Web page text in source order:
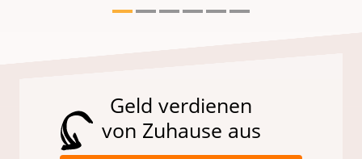
Geld verdienen
von Zuhause aus